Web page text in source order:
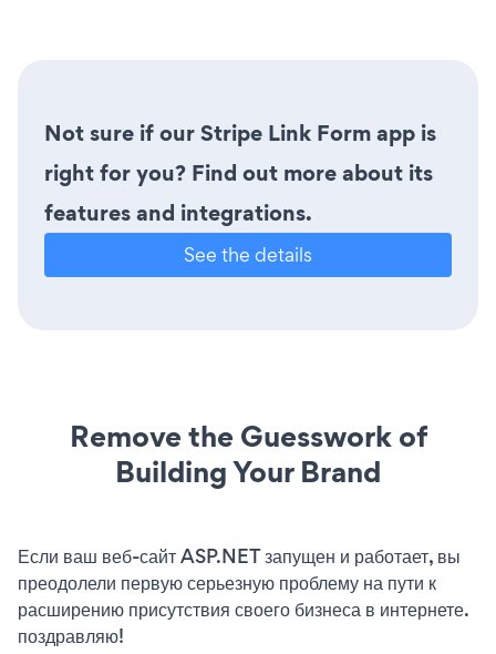
Not sure if our Stripe Link Form app is
right for you? Find out more about its
features and integrations.
See the details
Remove the Guesswork of
Building Your Brand
Если ваш веб-сайт ASP.NET запущен и работает, вы
преодолели первую серьезную проблему на пути к
расширению присутствия своего бизнеса в интернете.
поздравляю!